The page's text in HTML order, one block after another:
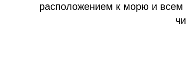
расположением к морю и всем